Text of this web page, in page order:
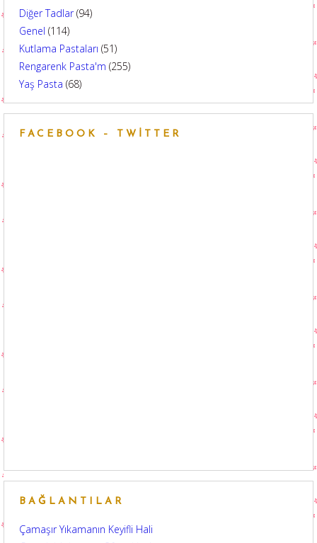
Diğer Tadlar(94)
Genel (114)
Kutlama Pastaları (51)
Rengarenk Pasta'm (255)
Yaş Pasta (68)
FACEBOOK – TWITTER
BAĞLANTILAR
Çamaşır Yıkamanın Keyifli Hali